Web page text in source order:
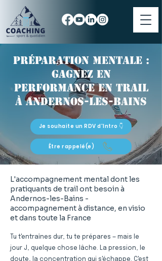
Préparation mentale :
gagnez en
performance en trail
à Andernos-les-Bains
Je souhaite un RDV d'Intro 👇
Être rappelé(e)
L'accompagnement mental dont les
pratiquants de trail ont besoin à
Andernos-les-Bains -
accompagnement à distance, en visio
et dans toute la France
Tu t'entraînes dur, tu te prépares — mais le
jour J, quelque chose lâche. La pression, le
doute, la concentration qui s'échappe. C'est